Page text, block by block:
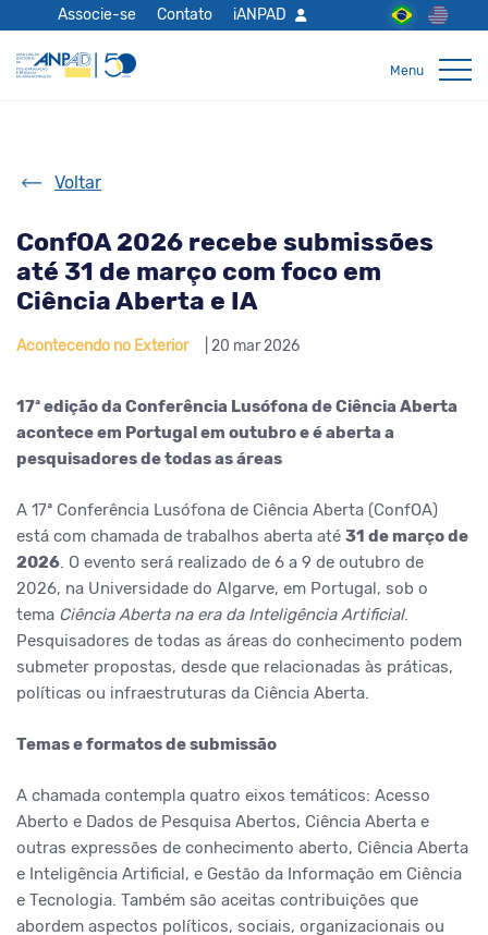
Associe-se Contato iANPAD
Voltar
ConfOA 2026 recebe submissões
até 31 de março com foco em
Ciência Aberta e IA
Acontecendo no Exterior | 20 mar 2026
17ª edição da Conferência Lusófona de Ciência Aberta
acontece em Portugal em outubro e é aberta a
pesquisadores de todas as áreas
A 17ª Conferência Lusófona de Ciência Aberta (ConfOA)
está com chamada de trabalhos aberta até 31 de março de
2026. O evento será realizado de 6 a 9 de outubro de
2026, na Universidade do Algarve, em Portugal, sob o
tema Ciência Aberta na era da Inteligência Artificial.
Pesquisadores de todas as áreas do conhecimento podem
submeter propostas, desde que relacionadas às práticas,
políticas ou infraestruturas da Ciência Aberta.
Temas e formatos de submissão
A chamada contempla quatro eixos temáticos: Acesso
Aberto e Dados de Pesquisa Abertos, Ciência Aberta e
outras expressões de conhecimento aberto, Ciência Aberta
e Inteligência Artificial, e Gestão da Informação em Ciência
e Tecnologia. Também são aceitas contribuições que
abordem aspectos políticos, sociais, organizacionais ou